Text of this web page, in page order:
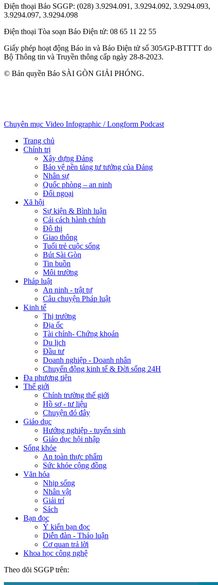
Điện thoại Báo SGGP: (028) 3.9294.091, 3.9294.092, 3.9294.093,
3.9294.097, 3.9294.098
Điện thoại Tòa soạn Báo Điện tử: 08 65 11 22 55
Giấy phép hoạt động Báo in và Báo Điện tử số 305/GP-BTTTT do
Bộ Thông tin và Truyền thông cấp ngày 28-8-2023.
© Bản quyền Báo SÀI GÒN GIẢI PHÓNG.
Chuyên mục Video Infographic / Longform Podcast
Trang chủ
Chính trị
Xây dựng Đảng
Bảo vệ nền tảng tư tưởng của Đảng
Nhân sự
Quốc phòng – an ninh
Đối ngoại
Xã hội
Sự kiện & Bình luận
Cải cách hành chính
Đô thị
Giao thông
Tuổi trẻ cuộc sống
Bút Sài Gòn
Tin buồn
Môi trường
Pháp luật
An ninh - trật tự
Câu chuyện Pháp luật
Kinh tế
Thị trường
Địa ốc
Tài chính- Chứng khoán
Du lịch
Đầu tư
Doanh nghiệp - Doanh nhân
Chuyển động kinh tế & Đời sống 24H
Đa phương tiện
Thế giới
Chính trường thế giới
Hồ sơ - tư liệu
Chuyện đó đây
Giáo dục
Hướng nghiệp - tuyển sinh
Giáo dục hội nhập
Sống khỏe
An toàn thực phẩm
Sức khỏe cộng đồng
Văn hóa
Nhịp sống
Nhân vật
Giải trí
Sách
Bạn đọc
Ý kiến bạn đọc
Diễn đàn - Thảo luận
Cơ quan trả lời
Khoa học công nghệ
Theo dõi SGGP trên: